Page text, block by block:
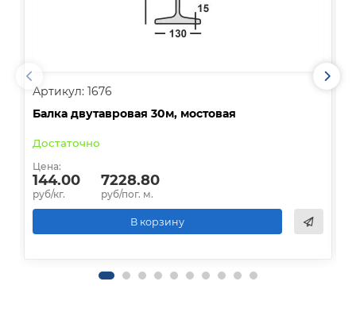
Артикул: 1676
Балка двутавровая 30м, мостовая
Достаточно
Цена:
144.00
руб/кг.
7228.80
руб/пог. м.
В корзину